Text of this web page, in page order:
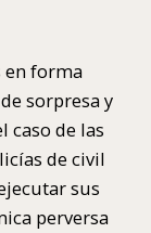
en forma
sorpresa y
caso de las
de civil
sus
perversa